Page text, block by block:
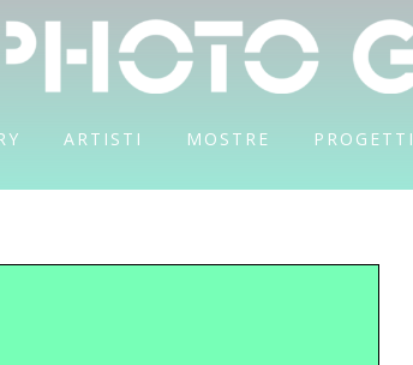
ARTISTI MOSTRE PROGETTI